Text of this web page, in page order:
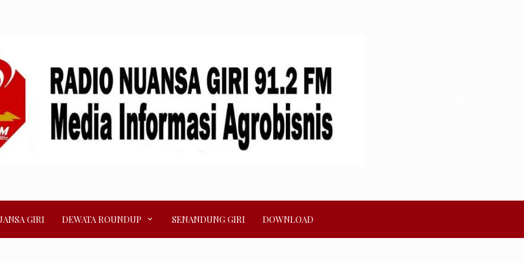
GIRI DEWATA ROUNDUP SENANDUNG GIRI DOWNLOAD